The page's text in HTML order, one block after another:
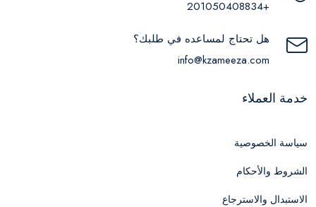
+201050408834
هل تحتاج لمساعده في طلبك؟
info@kzameeza.com
خدمة العملاء
سياسة الخصوصية
الشروط والأحكام
الاستبدال والاسترجاع